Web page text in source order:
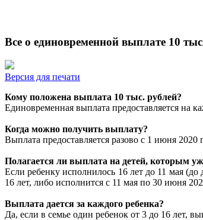
Все о единовременной выплате 10
Версия для печати
Кому положена выплата 10 тыс. рублей?
Единовременная выплата предоставляется на
Когда можно получить выплату?
Выплата предоставляется разово с 1 июня 2020
Полагается ли выплата на детей, которым
Если ребенку исполнилось 16 лет до 11 мая (до
16 лет, либо исполнится с 11 мая по 30 июня
Выплата дается за каждого ребенка?
Да, если в семье один ребенок от 3 до 16 лет,